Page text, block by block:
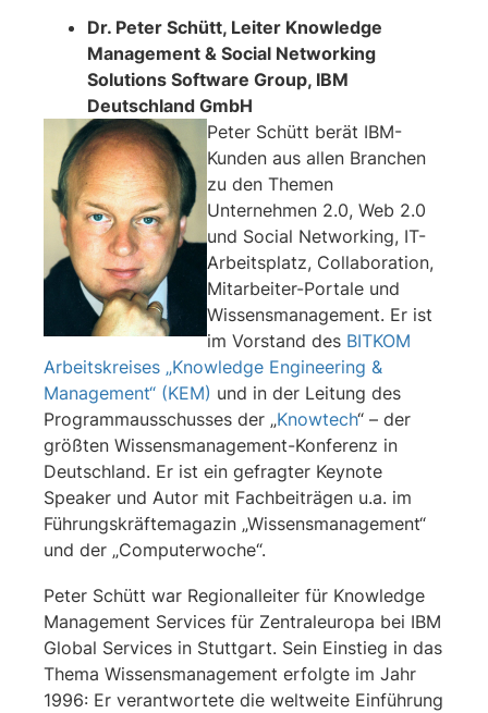
Dr. Peter Schütt, Leiter Knowledge
Management & Social Networking
Solutions Software Group, IBM
Deutschland GmbH
Peter Schütt berät IBM-
Kunden aus allen Branchen
zu den Themen
Unternehmen 2.0, Web 2.0
und Social Networking, IT-
Arbeitsplatz, Collaboration,
Mitarbeiter-Portale und
Wissensmanagement. Er ist
im Vorstand des BITKOM
Arbeitskreises „Knowledge Engineering &
Management“ (KEM) und in der Leitung des
Programmausschusses der „Knowtech“ – der
größten Wissensmanagement-Konferenz in
Deutschland. Er ist ein gefragter Keynote
Speaker und Autor mit Fachbeiträgen u.a. im
Führungskräftemagazin „Wissensmanagement“
und der „Computerwoche“.
Peter Schütt war Regionalleiter für Knowledge
Management Services für Zentraleuropa bei IBM
Global Services in Stuttgart. Sein Einstieg in das
Thema Wissensmanagement erfolgte im Jahr
1996: Er verantwortete die weltweite Einführung